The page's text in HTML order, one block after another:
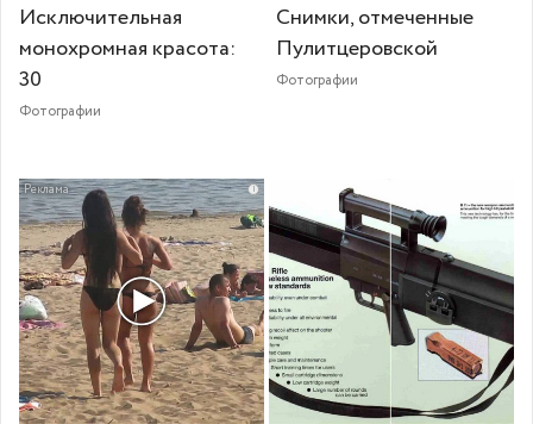
Исключительная
монохромная красота:
30
Фотографии
Снимки, отмеченные
Пулитцеровской
Фотографии
i